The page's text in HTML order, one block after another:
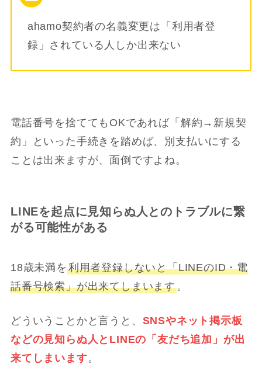
ahamo契約者の名義変更は「利用者登
録」されている人しか出来ない
電話番号を捨ててもOKであれば「解約→新規契
約」といった手続きを踏めば、別支払いにする
ことは出来ますが、面倒ですよね。
LINEを起点に見知らぬ人とのトラブルに繋
がる可能性がある
18歳未満を 利用者登録しないと「LINEのID・電
話番号検索」が出来てしまいます。
どういうことかと言うと、 SNSやネット掲示板
などの見知らぬ人とLINEの「友だち追加」が出
来てしまいます。